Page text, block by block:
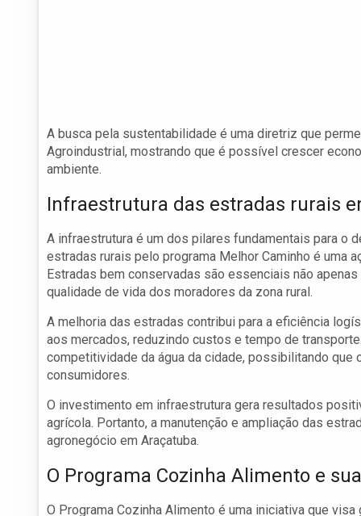
A busca pela sustentabilidade é uma diretriz que
Agroindustrial, mostrando que é possível crescer
ambiente.
Infraestrutura das estradas rurais
A infraestrutura é um dos pilares fundamentais para o
estradas rurais pelo programa Melhor Caminho é uma
Estradas bem conservadas são essenciais não
qualidade de vida dos moradores da zona rural.
A melhoria das estradas contribui para a eficiência
aos mercados, reduzindo custos e tempo de
competitividade da água da cidade, possibilitando
consumidores.
O investimento em infraestrutura gera resultados
agrícola. Portanto, a manutenção e ampliação das
agronegócio em Araçatuba.
O Programa Cozinha Alimento e
O Programa Cozinha Alimento é uma iniciativa que